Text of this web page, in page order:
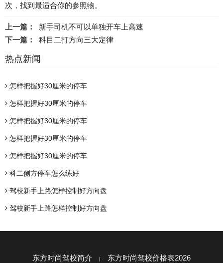
次，找到最适合你的参照物。
上一篇：
新手司机不可以单独开车上高速
下一篇：
科目二打方向三大定律
热点新闻
怎样把握好30厘米的停车
怎样把握好30厘米的停车
怎样把握好30厘米的停车
怎样把握好30厘米的停车
怎样把握好30厘米的停车
科二侧方停车怎么练好
驾校新手上路怎样控制好方向盘
驾校新手上路怎样控制好方向盘
东方时尚驾校简介 东方时尚驾校价格表2026